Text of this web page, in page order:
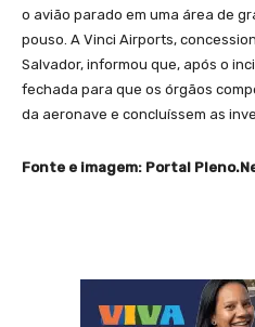
o avião parado em uma área de
pouso. A Vinci Airports,
Salvador, informou que, após o
fechada para que os órgãos
da aeronave e concluíssem as
Fonte e imagem: Portal